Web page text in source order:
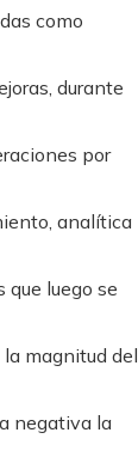
como
durante
por
analítica
que luego se
magnitud del
negativa la